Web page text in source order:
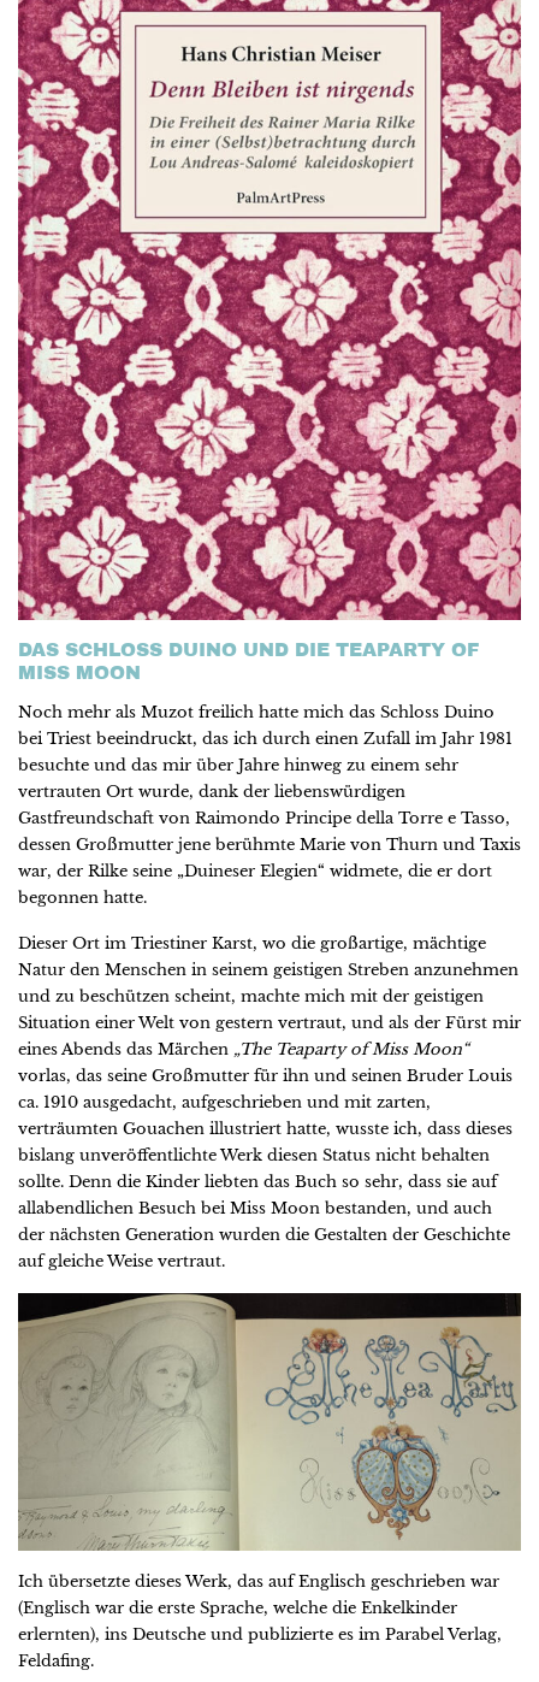
DAS SCHLOSS DUINO UND DIE TEAPARTY OF
MISS MOON
Noch mehr als Muzot freilich hatte mich das Schloss Duino
bei Triest beeindruckt, das ich durch einen Zufall im Jahr 1981
besuchte und das mir über Jahre hinweg zu einem sehr
vertrauten Ort wurde, dank der liebenswürdigen
Gastfreundschaft von Raimondo Principe della Torre e Tasso,
dessen Großmutter jene berühmte Marie von Thurn und Taxis
war, der Rilke seine „Duineser Elegien“ widmete, die er dort
begonnen hatte.
Dieser Ort im Triestiner Karst, wo die großartige, mächtige
Natur den Menschen in seinem geistigen Streben anzunehmen
und zu beschützen scheint, machte mich mit der geistigen
Situation einer Welt von gestern vertraut, und als der Fürst mir
eines Abends das Märchen „The Teaparty of Miss Moon“
vorlas, das seine Großmutter für ihn und seinen Bruder Louis
ca. 1910 ausgedacht, aufgeschrieben und mit zarten,
verträumten Gouachen illustriert hatte, wusste ich, dass dieses
bislang unveröffentlichte Werk diesen Status nicht behalten
sollte. Denn die Kinder liebten das Buch so sehr, dass sie auf
allabendlichen Besuch bei Miss Moon bestanden, und auch
der nächsten Generation wurden die Gestalten der Geschichte
auf gleiche Weise vertraut.
Ich übersetzte dieses Werk, das auf Englisch geschrieben war
(Englisch war die erste Sprache, welche die Enkelkinder
erlernten), ins Deutsche und publizierte es im Parabel Verlag,
Feldafing.